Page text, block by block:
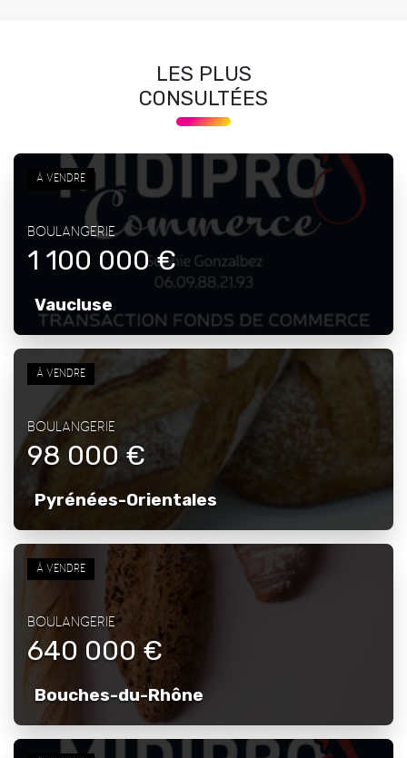
LES PLUS
CONSULTÉES
À VENDRE
BOULANGERIE
1 100 000 €
Vaucluse
À VENDRE
BOULANGERIE
98 000 €
Pyrénées-Orientales
À VENDRE
BOULANGERIE
640 000 €
Bouches-du-Rhône